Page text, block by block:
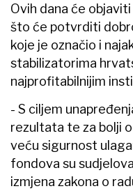
Ovih dana će
što će potvrditi
koje je označio i
stabilizatorima
najprofitabilnijim
- S ciljem
rezultata te za bolji
veću sigurnost
fondova su
izmjena zakona o